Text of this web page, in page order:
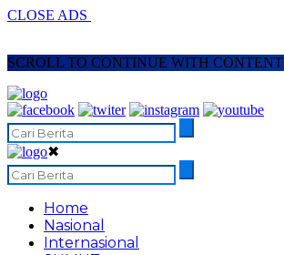
CLOSE ADS
SCROLL TO CONTINUE WITH CONTENT
✖
Home
Nasional
Internasional